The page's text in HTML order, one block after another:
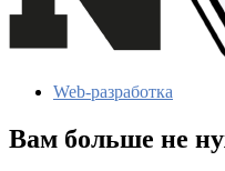
Web-разработка
Вам больше не